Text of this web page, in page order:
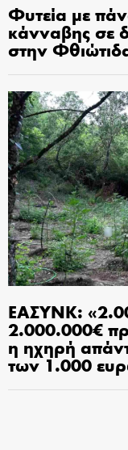
Φυτεία με
κάνναβης σε
στην
ΕΑΣΥΝΚ:
2.000.000€
η ηχηρή
των 1.000